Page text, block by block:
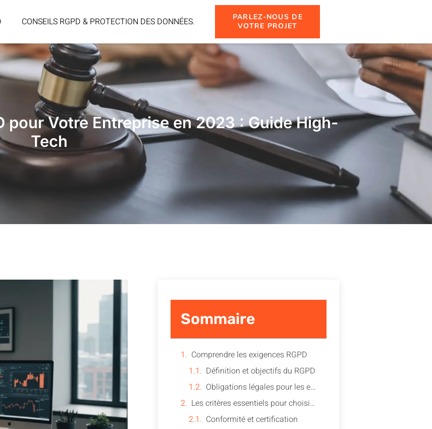
CONSEILS RGPD & PROTECTION DES DONNÉES.
PARLEZ-NOUS DE
VOTRE PROJET
pour Votre Entreprise en 2023 : Guide High-
Tech
Sommaire
Comprendre les exigences RGPD
Définition et objectifs du RGPD
Obligations légales pour les entreprises
Les critères essentiels pour choisir un logiciel RGPD
Conformité et certification